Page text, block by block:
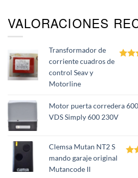
VALORACIONES
Transformador de
corriente cuadros de
control Seav y
Motorline
Motor puerta corredera
VDS Simply 600 230V
Clemsa Mutan NT2 S
mando garaje original
Mutancode II